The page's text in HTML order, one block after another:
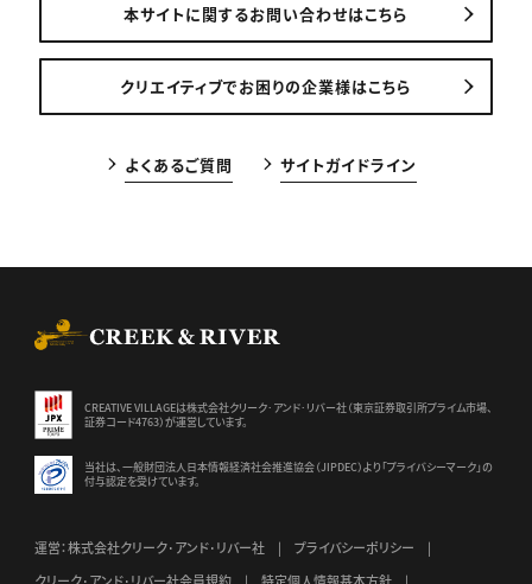
本サイトに関するお問い合わせはこちら
クリエイティブでお困りの企業様はこちら
よくあるご質問 サイトガイドライン
CREATIVE VILLAGEは株式会社クリーク･アンド･リバー社（東京証券取引所プライム市場、
証券コード4763）が運営しています。
当社は、一般財団法人日本情報経済社会推進協会（JIPDEC）より 「プライバシーマーク」の
付与認定を受けています。
運営：株式会社クリーク･アンド･リバー社
プライバシーポリシー